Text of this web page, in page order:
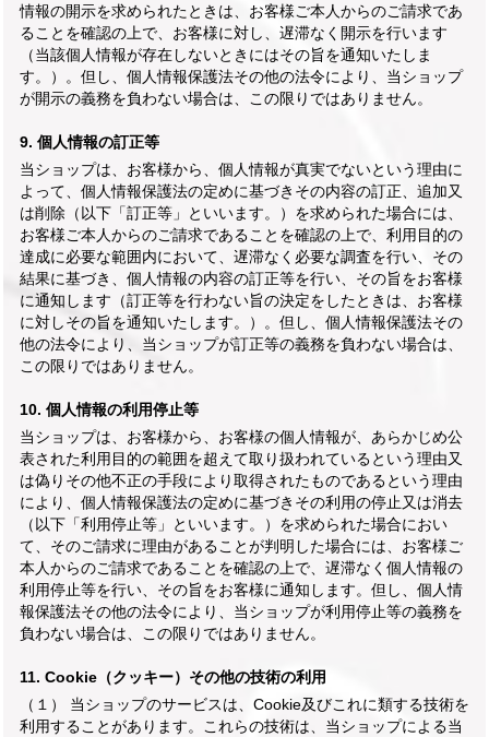
情報の開示を求められたときは、お客様ご本人からのご請求であ
ることを確認の上で、お客様に対し、遅滞なく開示を行います
（当該個人情報が存在しないときにはその旨を通知いたしま
す。）。但し、個人情報保護法その他の法令により、当ショップ
が開示の義務を負わない場合は、この限りではありません。
9. 個人情報の訂正等
当ショップは、お客様から、個人情報が真実でないという理由に
よって、個人情報保護法の定めに基づきその内容の訂正、追加又
は削除（以下「訂正等」といいます。）を求められた場合には、
お客様ご本人からのご請求であることを確認の上で、利用目的の
達成に必要な範囲内において、遅滞なく必要な調査を行い、その
結果に基づき、個人情報の内容の訂正等を行い、その旨をお客様
に通知します（訂正等を行わない旨の決定をしたときは、お客様
に対しその旨を通知いたします。）。但し、個人情報保護法その
他の法令により、当ショップが訂正等の義務を負わない場合は、
この限りではありません。
10. 個人情報の利用停止等
当ショップは、お客様から、お客様の個人情報が、あらかじめ公
表された利用目的の範囲を超えて取り扱われているという理由又
は偽りその他不正の手段により取得されたものであるという理由
により、個人情報保護法の定めに基づきその利用の停止又は消去
（以下「利用停止等」といいます。）を求められた場合におい
て、そのご請求に理由があることが判明した場合には、お客様ご
本人からのご請求であることを確認の上で、遅滞なく個人情報の
利用停止等を行い、その旨をお客様に通知します。但し、個人情
報保護法その他の法令により、当ショップが利用停止等の義務を
負わない場合は、この限りではありません。
11. Cookie（クッキー）その他の技術の利用
（１） 当ショップのサービスは、Cookie及びこれに類する技術を
利用することがあります。これらの技術は、当ショップによる当